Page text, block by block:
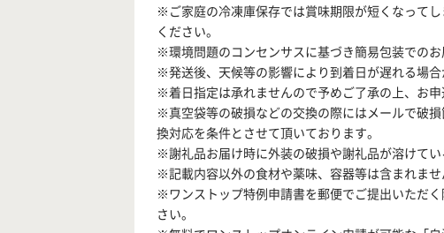
※ご家庭の冷凍庫保存では賞味期限が短くなって
ください。
※環境問題のコンセンサスに基づき簡易包装でのお
※発送後、天候等の影響により到着日が遅れる場合
※着日指定は承れませんので予めご了承の上、お申
※真空袋等の破損などの交換の際にはメールで破
換対応を条件とさせて頂いております。
※謝礼品お届け時に外装の破損や謝礼品が溶けて
※記載内容以外の食材や薬味、容器等は含まれませ
※ワンストップ特例申請書を郵便でご提出いただ
さい。